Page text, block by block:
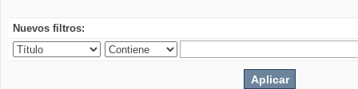
Nuevos filtros: